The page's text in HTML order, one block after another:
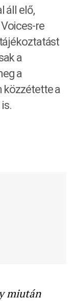
áll elő,
re
a
a
közzétette a
miután